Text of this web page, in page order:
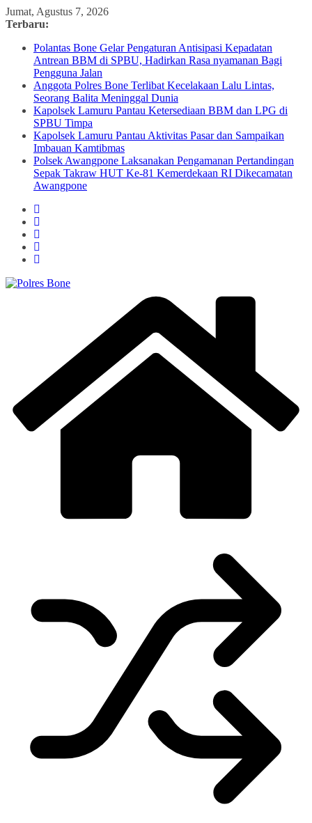
Skip
to
Jumat, Agustus 7, 2026
Terbaru:
Polantas Bone Gelar Pengaturan Antisipasi Kepadatan
Antrean BBM di SPBU, Hadirkan Rasa nyamanan Bagi
Pengguna Jalan
Anggota Polres Bone Terlibat Kecelakaan Lalu Lintas,
Seorang Balita Meninggal Dunia
Kapolsek Lamuru Pantau Ketersediaan BBM dan LPG di
SPBU Timpa
Kapolsek Lamuru Pantau Aktivitas Pasar dan Sampaikan
Imbauan Kamtibmas
Polsek Awangpone Laksanakan Pengamanan Pertandingan
Sepak Takraw HUT Ke-81 Kemerdekaan RI Dikecamatan
Awangpone